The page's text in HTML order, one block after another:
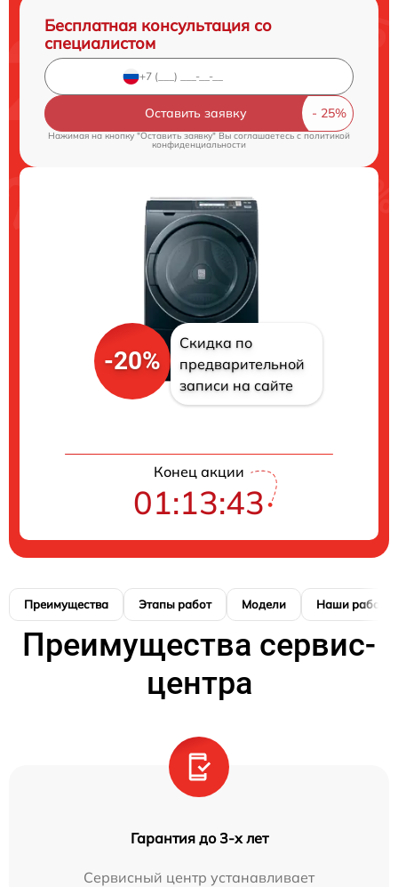
Бесплатная консультация со
специалистом
Оставить заявку
Нажимая на кнопку "Оставить заявку" Вы соглашаетесь cполитикой
конфиденциальности
-20%
Скидка по
предварительной
записи на сайте
Конец акции
01:13:42
Преимущества Этапы работ Модели Наши работы
Преимущества сервис-
центра
Гарантия до 3-х лет
Сервисный центр устанавливает